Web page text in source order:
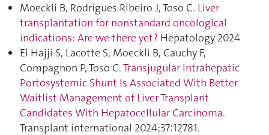
Moeckli B, Rodrigues Ribeiro J, Toso C. Liver
transplantation for nonstandard oncological
indications: Are we there yet? Hepatology 2024
El Hajji S, Lacotte S, Moeckli B, Cauchy F,
Compagnon P, Toso C.Transjugular Intrahepatic
Portosystemic Shunt Is Associated With Better
Waitlist Management of Liver Transplant
Candidates With Hepatocellular Carcinoma.
Transplant international 2024;37:12781.